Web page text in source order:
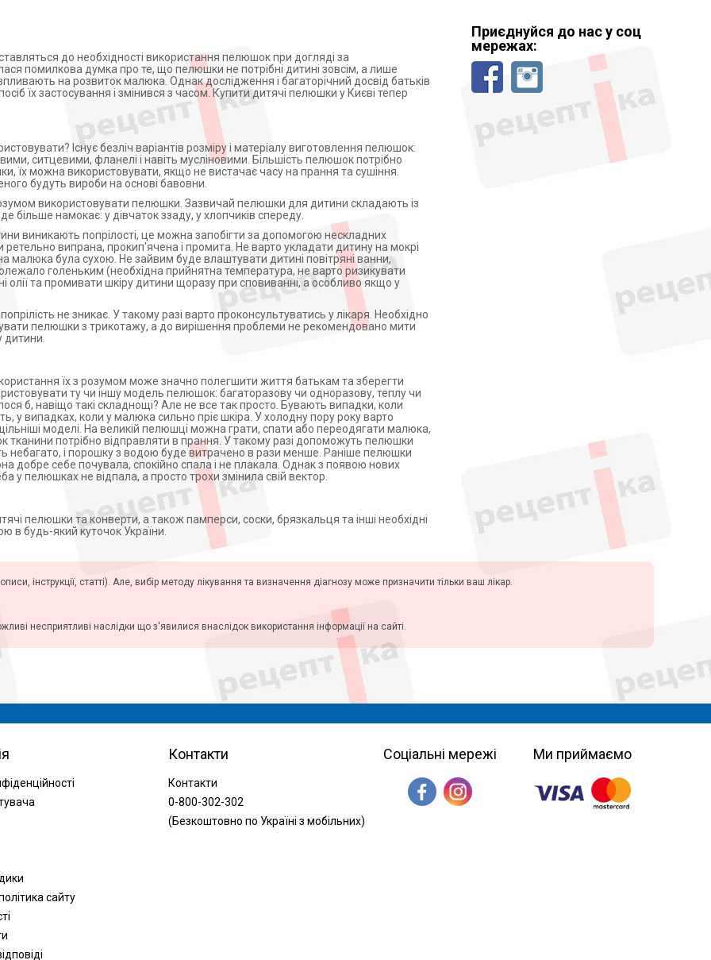
ставляться до необхідності використання пелюшок при догляді за
помилкова думка про те, що пелюшки не потрібні дитині зовсім, а лише
на розвиток малюка. Однак дослідження і багаторічний досвід батьків
їх застосування і змінився з часом. Купити дитячі пелюшки у Києві тепер
Існує безліч варіантів розміру і матеріалу виготовлення пелюшок:
ситцевими, фланелі і навіть мусліновими. Більшість пелюшок потрібно
їх можна використовувати, якщо не вистачає часу на прання та сушіння.
будуть вироби на основі бавовни.
використовувати пелюшки. Зазвичай пелюшки для дитини складають із
намокає: у дівчаток ззаду, у хлопчиків спереду.
виникають попрілості, це можна запобігти за допомогою нескладних
випрана, прокип'ячена і промита. Не варто укладати дитину на мокрі
була сухою. Не зайвим буде влаштувати дитині повітряні ванни,
голеньким (необхідна прийнятна температура, не варто ризикувати
та промивати шкіру дитини щоразу при сповиванні, а особливо якщо у
не зникає. У такому разі варто проконсультуватись у лікаря. Необхідно
пелюшки з трикотажу, а до вирішення проблеми не рекомендовано мити
їх з розумом може значно полегшити життя батькам та зберегти
ту чи іншу модель пелюшок: багаторазову чи одноразову, теплу чи
б, навіщо такі складнощі? Але не все так просто. Бувають випадки, коли
у випадках, коли у малюка сильно пріє шкіра. У холодну пору року варто
моделі. На великій пелюшці можна грати, спати або переодягати малюка,
тканини потрібно відправляти в прання. У такому разі допоможуть пелюшки
небагато, і порошку з водою буде витрачено в рази менше. Раніше пелюшки
добре себе почувала, спокійно спала і не плакала. Однак з появою нових
у пелюшках не відпала, а просто трохи змінила свій вектор.
пелюшки та конверти, а також памперси, соски, брязкальця та інші необхідні
в будь-який куточок України.
Приєднуйся до нас у соц
мережах:
інструкції, статті). Але, вибір методу лікування та визначення діагнозу може призначити тільки ваш лікар.
несприятливі наслідки що з'явилися внаслідок використання інформації на сайті.
сайту
Контакти
Контакти
0-800-302-302
(Безкоштовно по Україні з мобільних)
Соціальні мережі Ми приймаємо